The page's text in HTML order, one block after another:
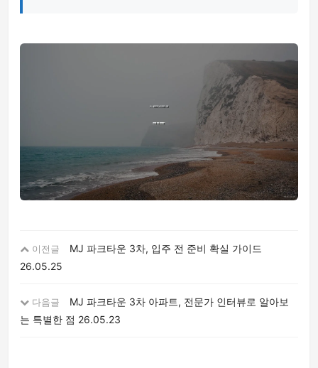
이전글
MJ 파크타운 3차, 입주 전 준비 확실 가이드
26.05.25
다음글
MJ 파크타운 3차 아파트, 전문가 인터뷰로 알아보
는 특별한 점 26.05.23